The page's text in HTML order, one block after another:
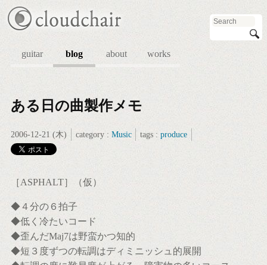
guitar blog about works
ある日の曲製作メモ
2006-12-21 (木) category : Music tags :produce
［ASPHALT］（仮）
◆４分の６拍子
◆低く冷たいコード
◆歪んだMaj7は野蛮かつ知的
◆短３度ずつの転調はディミニッシュ的展開